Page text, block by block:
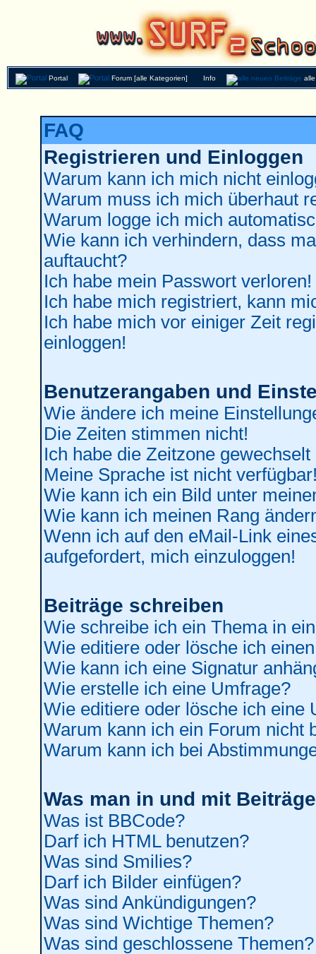
Portal Forum [alle Kategorien] Info
FAQ
Registrieren und Einloggen
Warum kann ich mich nicht
Warum muss ich mich überhaut
Warum logge ich mich
Wie kann ich verhindern, dass
auftaucht?
Ich habe mein Passwort verloren!
Ich habe mich registriert, kann
Ich habe mich vor einiger Zeit
einloggen!
Benutzerangaben und
Wie ändere ich meine
Die Zeiten stimmen nicht!
Ich habe die Zeitzone
Meine Sprache ist nicht
Wie kann ich ein Bild unter
Wie kann ich meinen Rang
Wenn ich auf den eMail-Link
aufgefordert, mich einzuloggen!
Beiträge schreiben
Wie schreibe ich ein Thema in
Wie editiere oder lösche ich
Wie kann ich eine Signatur
Wie erstelle ich eine Umfrage?
Wie editiere oder lösche ich eine
Warum kann ich ein Forum nicht
Warum kann ich bei
Was man in und mit
Was ist BBCode?
Darf ich HTML benutzen?
Was sind Smilies?
Darf ich Bilder einfügen?
Was sind Ankündigungen?
Was sind Wichtige Themen?
Was sind geschlossene Themen?